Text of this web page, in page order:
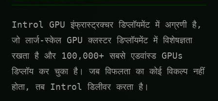
Introl GPU इंफ्रास्ट्रक्चर डिप्लॉयमेंट में अग्रणी है,
जो लार्ज-स्केल GPU क्लस्टर डिप्लॉयमेंट में विशेषज्ञता
रखता है और 100,000+ सबसे एडवांस्ड GPUs
डिप्लॉय कर चुका है। जब विफलता का कोई विकल्प नहीं
होता, तब Introl डिलीवर करता है।